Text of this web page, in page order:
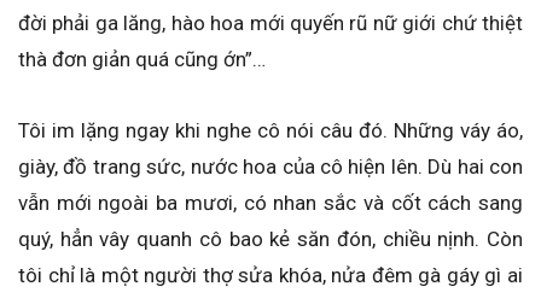
đời phải ga lăng, hào hoa mới quyến rũ nữ giới chứ thiệt
thà đơn giản quá cũng ớn”…
Tôi im lặng ngay khi nghe cô nói câu đó. Những váy áo,
giày, đồ trang sức, nước hoa của cô hiện lên. Dù hai con
vẫn mới ngoài ba mươi, có nhan sắc và cốt cách sang
quý, hẳn vây quanh cô bao kẻ săn đón, chiều nịnh. Còn
tôi chỉ là một người thợ sửa khóa, nửa đêm gà gáy gì ai